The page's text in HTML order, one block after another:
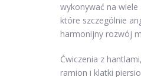
wykonywać na
które szczególnie
harmonijny rozwój
Ćwiczenia z
ramion i klatki